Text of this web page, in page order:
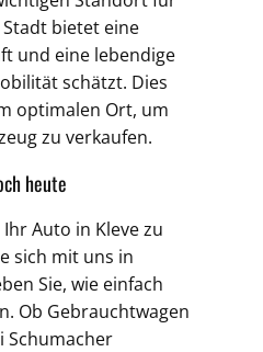
bietet eine
und eine lebendige
schätzt. Dies
optimalen Ort, um
zu verkaufen.
heute
Auto in Kleve zu
sich mit uns in
Sie, wie einfach
Ob Gebrauchtwagen
Schumacher